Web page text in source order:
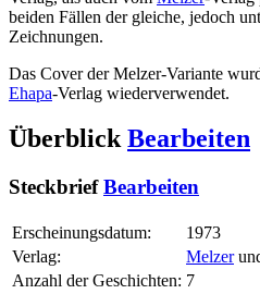
beiden Fällen der gleiche, jedoch
Zeichnungen.
Das Cover der Melzer-Variante
Ehapa-Verlag wiederverwendet.
Überblick Bearbeiten
Steckbrief Bearbeiten
Erscheinungsdatum:
1973
Verlag:
Melzer
Anzahl der Geschichten: 7